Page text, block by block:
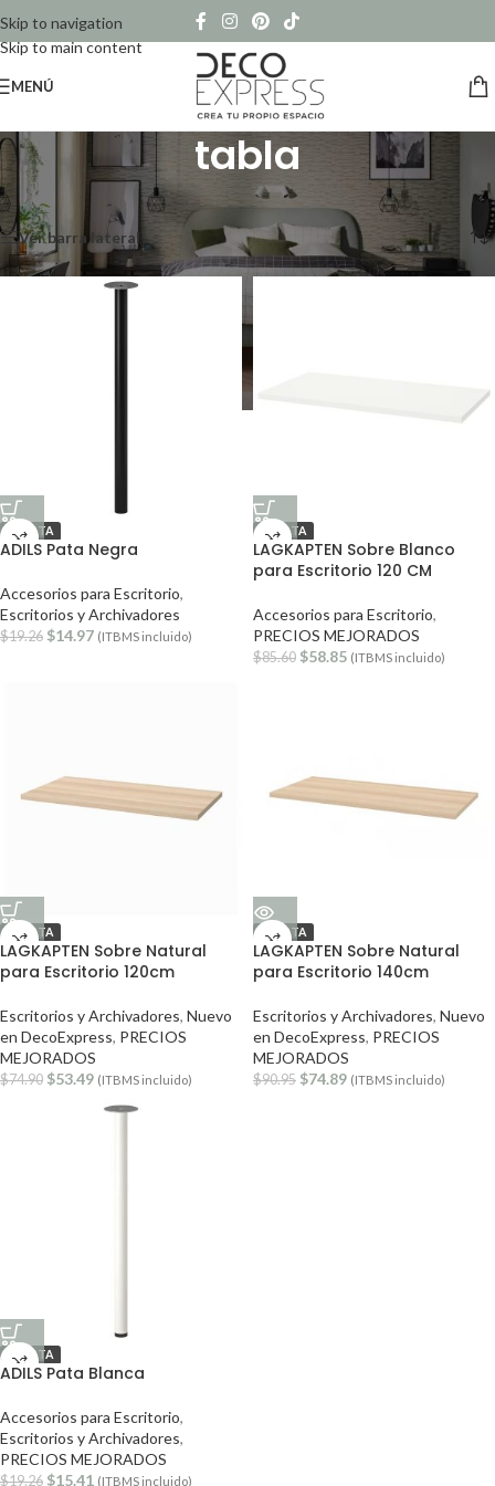
Skip to navigation
Skip to main content
MENÚ
tabla
Inicio/ Productos etiquetados “tabla” Mostrando los 5 resultados
Ver barra lateral
OFERTA
ADILS Pata Negra
Accesorios para Escritorio,
Escritorios y Archivadores
$19.26 $14.97 (ITBMS incluido)
OFERTA
LAGKAPTEN Sobre Blanco
para Escritorio 120 CM
Accesorios para Escritorio,
PRECIOS MEJORADOS
$85.60 $58.85 (ITBMS incluido)
OFERTA
LAGKAPTEN Sobre Natural
para Escritorio 120cm
Escritorios y Archivadores, Nuevo
en DecoExpress, PRECIOS
MEJORADOS
$74.90 $53.49 (ITBMS incluido)
OFERTA
LAGKAPTEN Sobre Natural
para Escritorio 140cm
Escritorios y Archivadores, Nuevo
en DecoExpress, PRECIOS
MEJORADOS
$90.95 $74.89 (ITBMS incluido)
OFERTA
ADILS Pata Blanca
Accesorios para Escritorio,
Escritorios y Archivadores,
PRECIOS MEJORADOS
$19.26 $15.41 (ITBMS incluido)